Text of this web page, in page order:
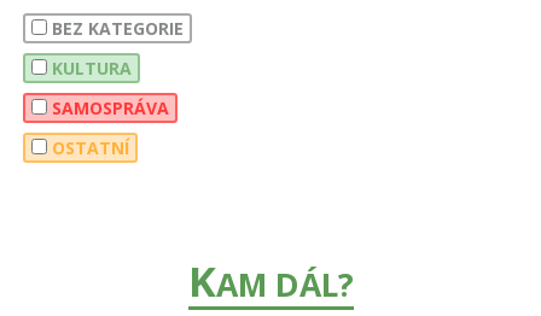
BEZ KATEGORIE
KULTURA
SAMOSPRÁVA
OSTATNÍ
KAM DÁL?